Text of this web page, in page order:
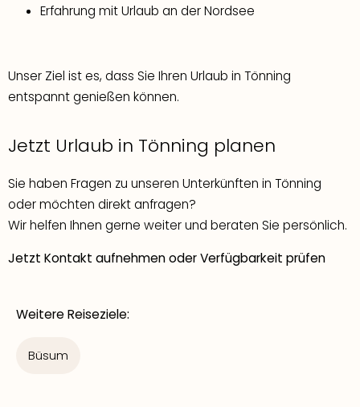
Erfahrung mit Urlaub an der Nordsee
Unser Ziel ist es, dass Sie Ihren Urlaub in Tönning
entspannt genießen können.
Jetzt Urlaub in Tönning planen
Sie haben Fragen zu unseren Unterkünften in Tönning
oder möchten direkt anfragen?
Wir helfen Ihnen gerne weiter und beraten Sie persönlich.
Jetzt Kontakt aufnehmen oder Verfügbarkeit prüfen
Weitere Reiseziele:
Büsum